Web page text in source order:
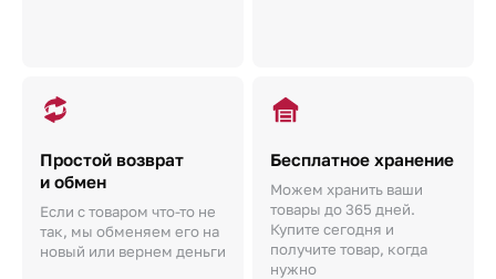
Простой возврат
и обмен
Если с товаром что-то не
так, мы обменяем его на
новый или вернем деньги
Бесплатное хранение
Можем хранить ваши
товары до 365 дней.
Купите сегодня и
получите товар, когда
нужно